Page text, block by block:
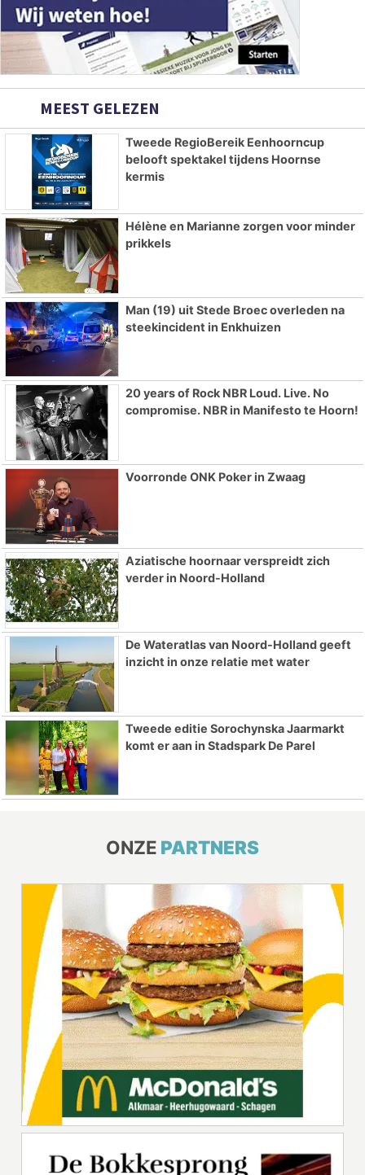
MEEST GELEZEN
Tweede RegioBereik Eenhoorncup
belooft spektakel tijdens Hoornse
kermis
Hélène en Marianne zorgen voor minder
prikkels
Man (19) uit Stede Broec overleden na
steekincident in Enkhuizen
20 years of Rock NBR Loud. Live. No
compromise. NBR in Manifesto te Hoorn!
Voorronde ONK Poker in Zwaag
Aziatische hoornaar verspreidt zich
verder in Noord-Holland
De Wateratlas van Noord-Holland geeft
inzicht in onze relatie met water
Tweede editie Sorochynska Jaarmarkt
komt er aan in Stadspark De Parel
ONZE PARTNERS